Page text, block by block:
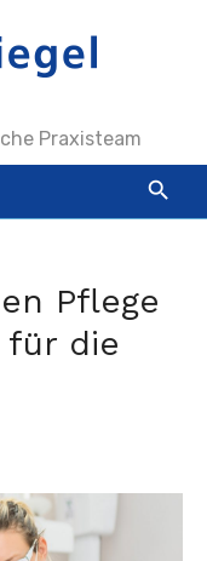
Praxisteam
Pflege
für die